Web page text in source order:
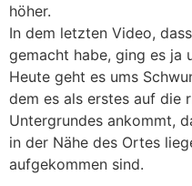
höher.
In dem letzten Video,
gemacht habe, ging es ja
Heute geht es ums
dem es als erstes auf die
Untergrundes ankommt,
in der Nähe des Ortes
aufgekommen sind.